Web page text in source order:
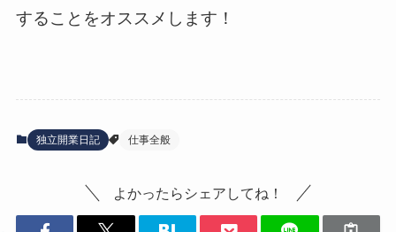
することをオススメします！
独立開業日記 仕事全般
よかったらシェアしてね！